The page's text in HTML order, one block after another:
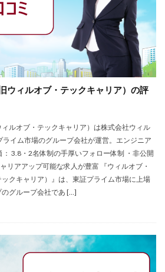
ウィルオブ・テックキャリア）の評
ルオブ・テックキャリア）は株式会社ウィル
ライム市場のグループ会社が運営。エンジニア
3.8・2名体制の手厚いフォロー体制 ・非公開
リアアップ可能な求人が豊富 『ウィルオブ・
クキャリア）』は、東証プライム市場に上場
グループ会社であ […]